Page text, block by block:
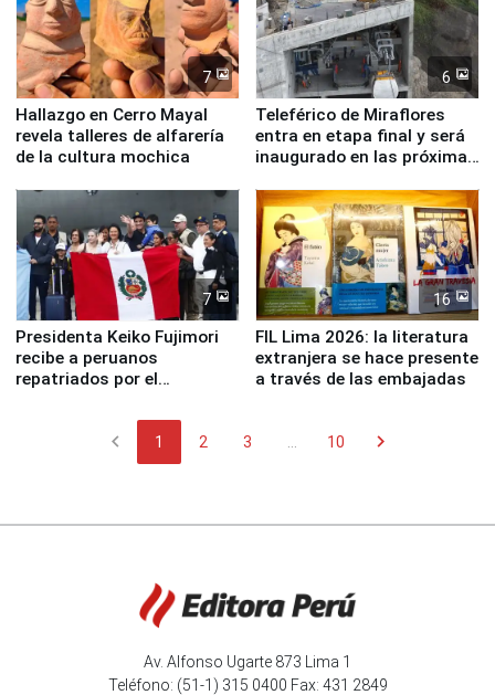
7
Hallazgo en Cerro Mayal
revela talleres de alfarería
de la cultura mochica
6
Teleférico de Miraflores
entra en etapa final y será
inaugurado en las próximas
7
Presidenta Keiko Fujimori
recibe a peruanos
repatriados por el
16
FIL Lima 2026: la literatura
extranjera se hace presente
a través de las embajadas
chevron_left 1 2 3 10 chevron_right
Av. Alfonso Ugarte 873 Lima 1
Teléfono: (51-1) 315 0400 Fax: 431 2849